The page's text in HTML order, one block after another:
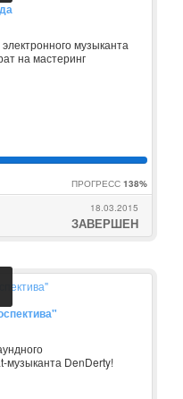
музыканта
на мастеринг
ПРОГРЕСС 138%
18.03.2015
ЗАВЕРШЕН
музыканта DenDerty!